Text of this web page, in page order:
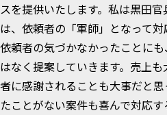
スを提供いたします。私は黒田
は、依頼者の「軍師」となって対
依頼者の気づかなかったことに
はなく提案していきます。売上
者に感謝されることも大事だと
たことがない案件も喜んで対応